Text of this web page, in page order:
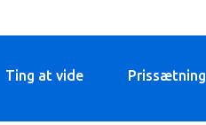
Ting at vide Prissætning